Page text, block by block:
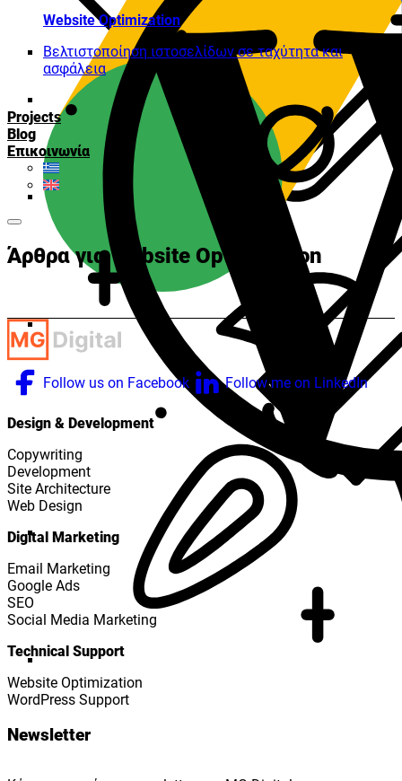
Website Optimization
Βελτιστοποίηση ιστοσελίδων σε ταχύτητα και
ασφάλεια
Projects
Blog
Επικοινωνία
Άρθρα για Website Optimization
Follow us on Facebook Follow me on LinkedIn
Design & Development
Copywriting
Development
Site Architecture
Web Design
Digital Marketing
Email Marketing
Google Ads
SEO
Social Media Marketing
Technical Support
Website Optimization
WordPress Support
Newsletter